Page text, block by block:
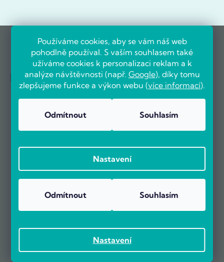
Používáme cookies, aby se vám náš web
pohodlně používal. S vaším souhlasem také
užíváme cookies k personalizaci reklam a k
analýze návštěvnosti (např. Google), díky tomu
zlepšujeme funkce a výkon webu (více informací).
Nastavení
Odmítnout Souhlasím
Nastavení
Odmítnout Souhlasím
Reference firem